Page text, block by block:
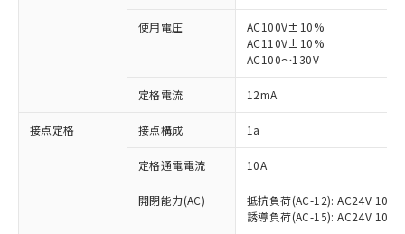
使用電圧
AC100V±10%
AC110V±10%
AC100～130V
定格電流 12mA
接点定格 接点構成 1a
定格通電電流 10A
開閉能力(AC)
抵抗負荷(AC-12): AC24V 10A/
誘導負荷(AC-15): AC24V
ご利用条件
以下の条件をお読みいただき、同意のうえ
対応済み：EU RoHS指令（10物質）の
非含有に対応した製品が提供可能な商品で
す。
対応予定：EU RoHS指令（10物質）の非含
有に対応した製品に切り替える予定のある
対応予定なし：EU RoHS指令（10物質）の
非含有に非対応の商品で、対応品を出す予